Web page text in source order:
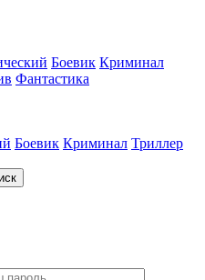
Боевик Криминал
Фантастика
Боевик Криминал Триллер